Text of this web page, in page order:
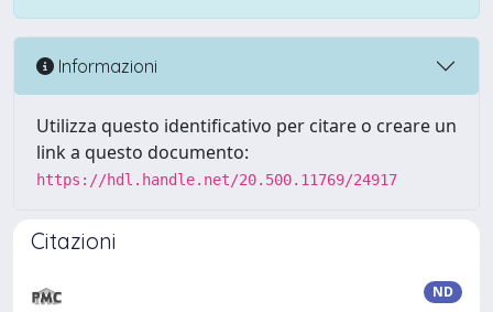
Informazioni
Utilizza questo identificativo per citare o creare un
link a questo documento:
https://hdl.handle.net/20.500.11769/24917
Citazioni
ND